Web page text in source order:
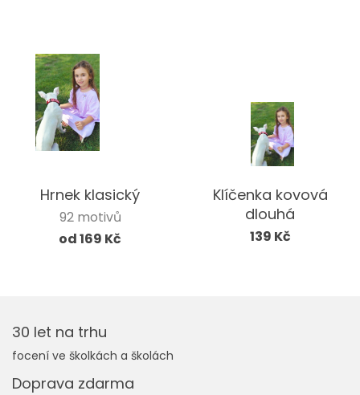
Hrnek klasický
92 motivů
od 169 Kč
Klíčenka kovová
dlouhá
139 Kč
30 let na trhu
focení ve školkách a školách
Doprava zdarma